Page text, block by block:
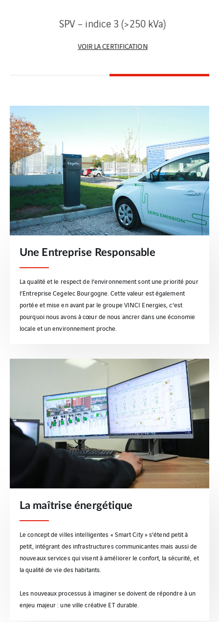
SPV – indice 3 (>250 kVa)
VOIR LA CERTIFICATION
Une Entreprise Responsable
La qualité et le respect de l’environnement sont une priorité pour
l’Entreprise Cegelec Bourgogne. Cette valeur est également
portée et mise en avant par le groupe VINCI Energies, c’est
pourquoi nous avons à cœur de nous ancrer dans une économie
locale et un environnement proche.
La maîtrise énergétique
Le concept de villes intelligentes « Smart City » s’étend petit à
petit, intégrant des infrastructures communicantes mais aussi de
nouveaux services qui visent à améliorer le confort, la sécurité, et
la qualité de vie des habitants.
Les nouveaux processus à imaginer se doivent de répondre à un
enjeu majeur : une ville créative ET durable.